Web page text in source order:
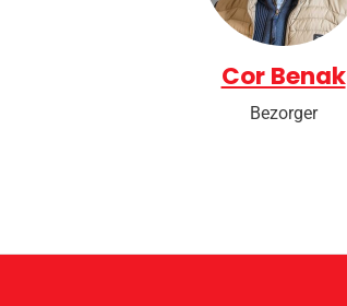
Cor Benak
Bezorger